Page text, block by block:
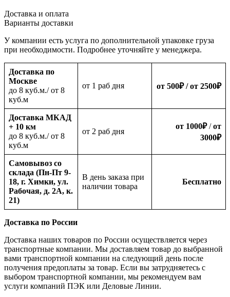
Доставка и оплата
Варианты доставки
У компании есть услуга по дополнительной упаковке груза
при необходимости. Подробнее уточняйте у менеджера.
Доставка по
Москве
до 8 куб.м./ от 8
куб.м
oт 1 раб дня от 500₽/ от 2500₽
Доставка МКАД
+ 10 км
до 8 куб.м./ от 8
куб.м
oт 2 раб дня
от 1000₽/от
3000₽
Самовывоз со
склада (Пн-Пт 9-
18, г. Химки, ул.
Рабочая, д. 2А, к.
21)
В день заказа при
наличии товара
Бесплатно
Доставка по России
Доставка наших товаров по России осуществляется через
транспортные компании. Мы доставляем товар до выбранной
вами транспортной компании на следующий день после
получения предоплаты за товар. Если вы затрудняетесь с
выбором транспортной компании, мы рекомендуем вам
услуги компаний ПЭК или Деловые Линии.